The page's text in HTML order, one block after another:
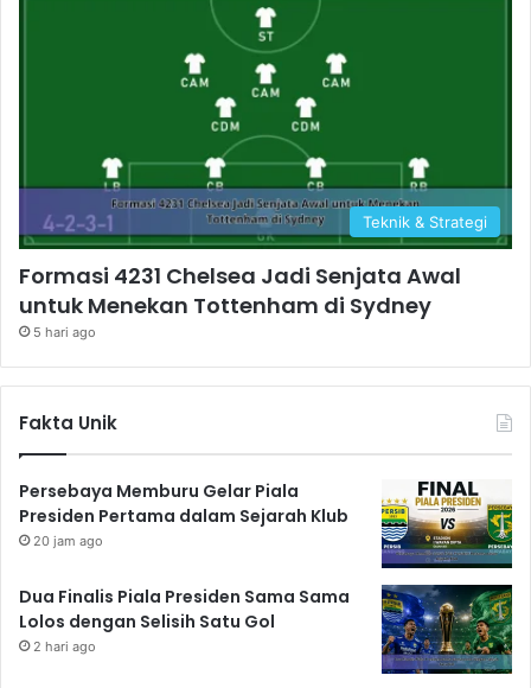
Teknik & Strategi
Formasi 4231 Chelsea Jadi Senjata Awal
untuk Menekan Tottenham di Sydney
5 hari ago
Fakta Unik
Persebaya Memburu Gelar Piala
Presiden Pertama dalam Sejarah Klub
20 jam ago
Dua Finalis Piala Presiden Sama Sama
Lolos dengan Selisih Satu Gol
2 hari ago